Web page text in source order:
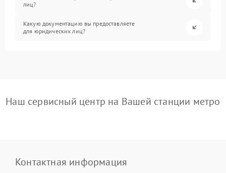
лиц?
Какую документацию вы предоставляете
для юридических лиц?
Наш сервисный центр на Вашей станции метро
Контактная информация